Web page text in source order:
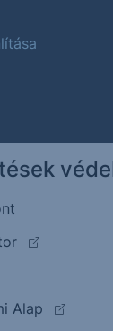
(külső
oldalra ugrik)
Alap
(külső